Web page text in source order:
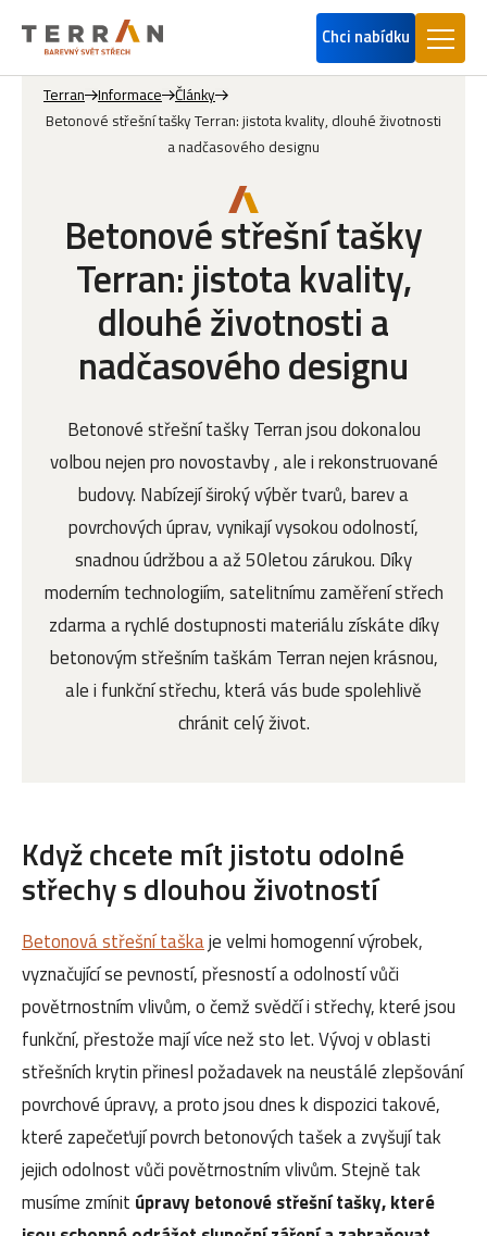
Chci nabídku
Terran Informace
Články
Betonové střešní tašky Terran: jistota kvality, dlouhé životnosti
a nadčasového designu
Betonové střešní tašky
Terran: jistota kvality,
dlouhé životnosti a
nadčasového designu
Betonové střešní tašky Terran jsou dokonalou
volbou nejen pro novostavby , ale i rekonstruované
budovy. Nabízejí široký výběr tvarů, barev a
povrchových úprav, vynikají vysokou odolností,
snadnou údržbou a až 50letou zárukou. Díky
moderním technologiím, satelitnímu zaměření střech
zdarma a rychlé dostupnosti materiálu získáte díky
betonovým střešním taškám Terran nejen krásnou,
ale i funkční střechu, která vás bude spolehlivě
chránit celý život.
Když chcete mít jistotu odolné
střechy s dlouhou životností
Betonová střešní taškaje velmi homogenní výrobek,
vyznačující se pevností, přesností a odolností vůči
povětrnostním vlivům, o čemž svědčí i střechy, které jsou
funkční, přestože mají více než sto let. Vývoj v oblasti
střešních krytin přinesl požadavek na neustálé zlepšování
povrchové úpravy, a proto jsou dnes k dispozici takové,
které zapečeťují povrch betonových tašek a zvyšují tak
jejich odolnost vůči povětrnostním vlivům. Stejně tak
musíme zmínit úpravy betonové střešní tašky, které